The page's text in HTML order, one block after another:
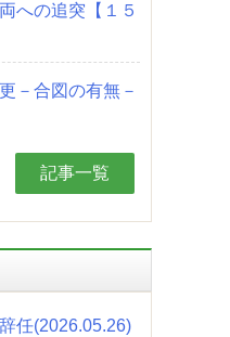
への追突【１５
－合図の有無－
記事一覧
任(2026.05.26)